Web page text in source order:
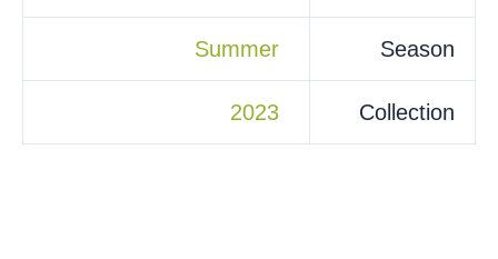
Season
Summer
Collection
2023